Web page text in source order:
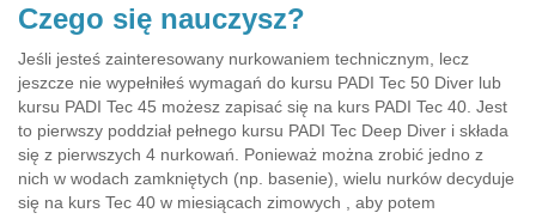
Czego się nauczysz?
Jeśli jesteś zainteresowany nurkowaniem technicznym, lecz
jeszcze nie wypełniłeś wymagań do kursu PADI Tec 50 Diver lub
kursu PADI Tec 45 możesz zapisać się na kurs PADI Tec 40. Jest
to pierwszy poddział pełnego kursu PADI Tec Deep Diver i składa
się z pierwszych 4 nurkowań. Ponieważ można zrobić jedno z
nich w wodach zamkniętych (np. basenie), wielu nurków decyduje
się na kurs Tec 40 w miesiącach zimowych , aby potem